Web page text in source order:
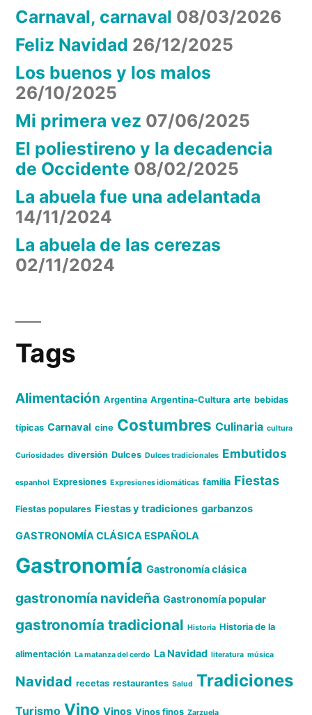
Carnaval, carnaval 08/03/2026
Feliz Navidad 26/12/2025
Los buenos y los malos
26/10/2025
Mi primera vez 07/06/2025
El poliestireno y la decadencia
de Occidente 08/02/2025
La abuela fue una adelantada
14/11/2024
La abuela de las cerezas
02/11/2024
Tags
Alimentación Argentina Argentina-Cultura arte bebidas
típicas Carnaval cine Costumbres Culinaria cultura
Curiosidades diversión Dulces Dulces tradicionales Embutidos
espanhol Expresiones Expresiones idiomáticas familia Fiestas
Fiestas populares Fiestas y tradiciones garbanzos
GASTRONOMÍA CLÁSICA ESPAÑOLA
Gastronomía Gastronomía clásica
gastronomía navideña Gastronomía popular
gastronomía tradicional Historia Historia de la
alimentación La matanza del cerdo La Navidad literatura música
Navidad recetas restaurantes Salud Tradiciones
Turismo Vino Vinos Vinos finos Zarzuela